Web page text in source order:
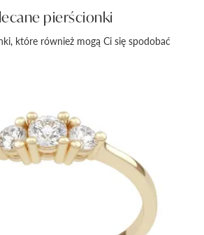
pierścionki
które również mogą Ci się spodobać